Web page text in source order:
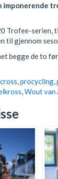
imponerende
Trofee-serien,
til gjennom
begge de to
,procycling,
,Wout van